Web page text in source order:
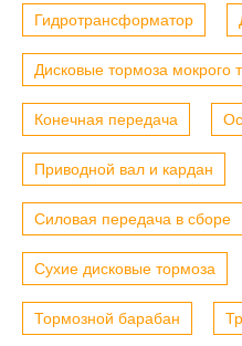
Гидротрансформатор
Дисковые тормоза мокрого
Конечная передача
Приводной вал и кардан
Силовая передача в сборе
Сухие дисковые тормоза
Тормозной барабан